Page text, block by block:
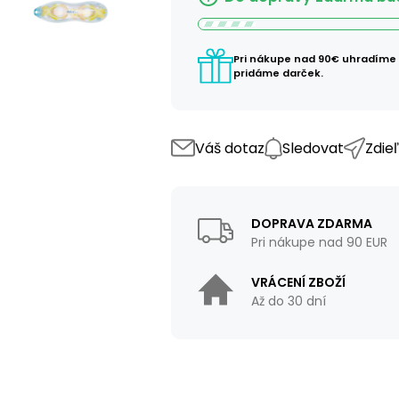
Pri nákupe nad 90€
pridáme darček.
Váš dotaz Sledovat
DOPRAVA ZDARMA
Pri nákupe nad 90 EUR
VRÁCENÍ ZBOŽÍ
Až do 30 dní